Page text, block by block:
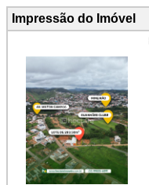
Impressão do Imóvel